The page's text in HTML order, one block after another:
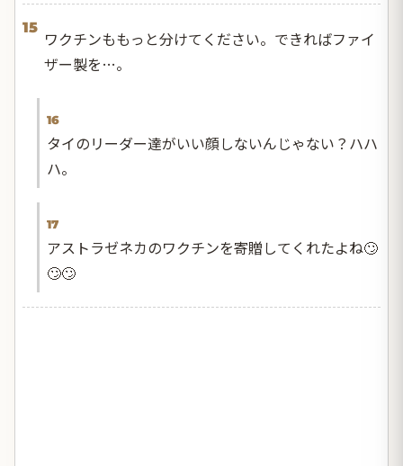
15
ワクチンももっと分けてください。できればファイ
ザー製を…。
16
タイのリーダー達がいい顔しないんじゃない？ハハ
ハ。
17
アストラゼネカのワクチンを寄贈してくれたよね🙄
🙄🙄